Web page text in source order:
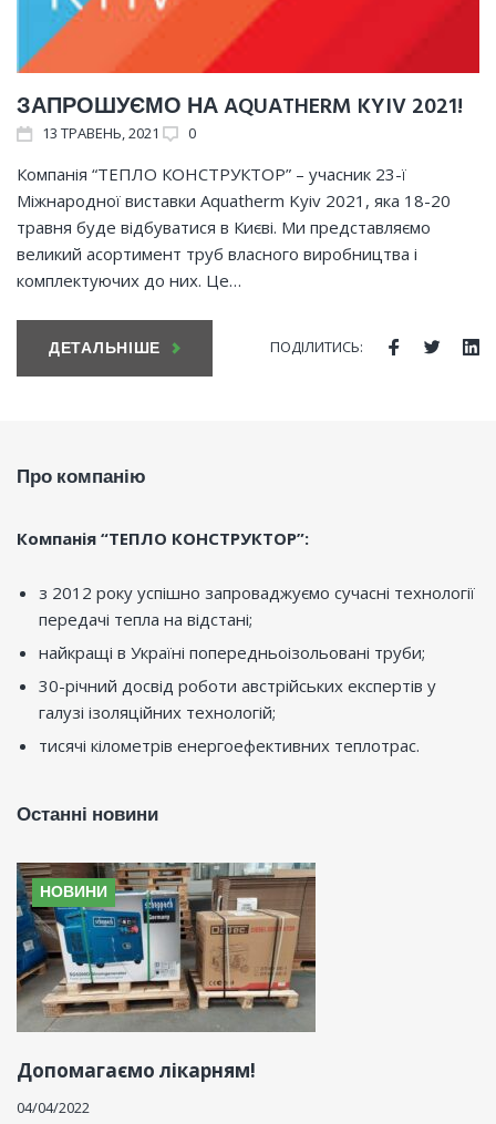
ЗАПРОШУЄМО НА AQUATHERM KYIV 2021!
13 ТРАВЕНЬ, 2021 0
Компанія “ТЕПЛО КОНСТРУКТОР” – учасник 23-ї
Міжнародної виставки Aquatherm Kyiv 2021, яка 18-20
травня буде відбуватися в Києві. Ми представляємо
великий асортимент труб власного виробництва і
комплектуючих до них. Це…
ДЕТАЛЬНІШЕ ПОДІЛИТИСЬ: FacebookTwitter
Про компанію
Компанія “ТЕПЛО КОНСТРУКТОР”:
з 2012 року успішно запроваджуємо сучасні технології
передачі тепла на відстані;
найкращі в Україні попередньоізольовані труби;
30-річний досвід роботи австрійських експертів у
галузі ізоляційних технологій;
тисячі кілометрів енергоефективних теплотрас.
Останні новини
НОВИНИ
Допомагаємо лікарням!
04/04/2022